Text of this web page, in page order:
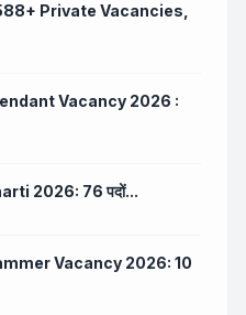
Private Vacancies,
Vacancy 2026 :
2026: 76 पदों...
Vacancy 2026: 10